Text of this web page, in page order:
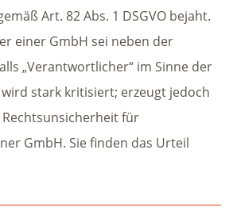
Art. 82 Abs. 1 DSGVO bejaht.
einer GmbH sei neben der
„Verantwortlicher“ im Sinne der
wird stark kritisiert; erzeugt jedoch
für
GmbH. Sie finden das Urteil